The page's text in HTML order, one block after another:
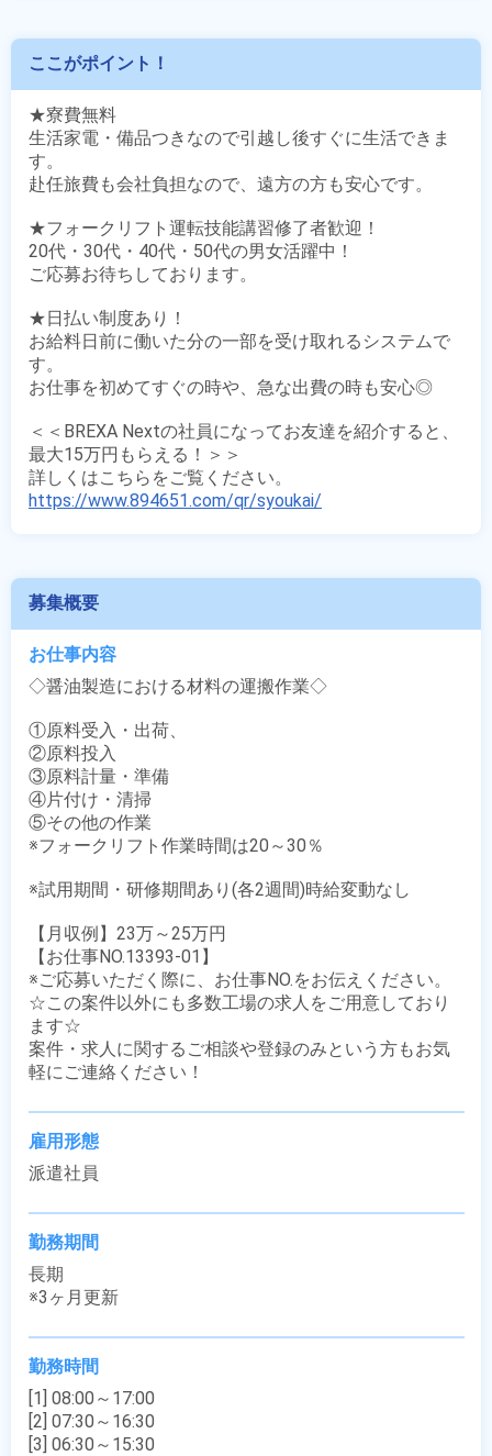
ここがポイント！
★寮費無料
生活家電・備品つきなので引越し後すぐに生活できま
す。
赴任旅費も会社負担なので、遠方の方も安心です。
★フォークリフト運転技能講習修了者歓迎！
20代・30代・40代・50代の男女活躍中！
ご応募お待ちしております。
★日払い制度あり！
お給料日前に働いた分の一部を受け取れるシステムで
す。
お仕事を初めてすぐの時や、急な出費の時も安心◎
＜＜BREXA Nextの社員になってお友達を紹介すると、
最大15万円もらえる！＞＞
https://www.894651.com/qr/syoukai/
募集概要
お仕事内容
◇醤油製造における材料の運搬作業◇
①原料受入・出荷、
②原料投入
③原料計量・準備
④片付け・清掃
⑤その他の作業
※フォークリフト作業時間は20～30％
※試用期間・研修期間あり(各2週間)時給変動なし
【月収例】23万～25万円
【お仕事NO.13393-01】
※ご応募いただく際に、お仕事NO.をお伝えください。
☆この案件以外にも多数工場の求人をご用意しており
ます☆
案件・求人に関するご相談や登録のみという方もお気
軽にご連絡ください！
雇用形態
派遣社員
勤務期間
長期
※3ヶ月更新
勤務時間
[1] 08:00～17:00
[2] 07:30～16:30
[3] 06:30～15:30